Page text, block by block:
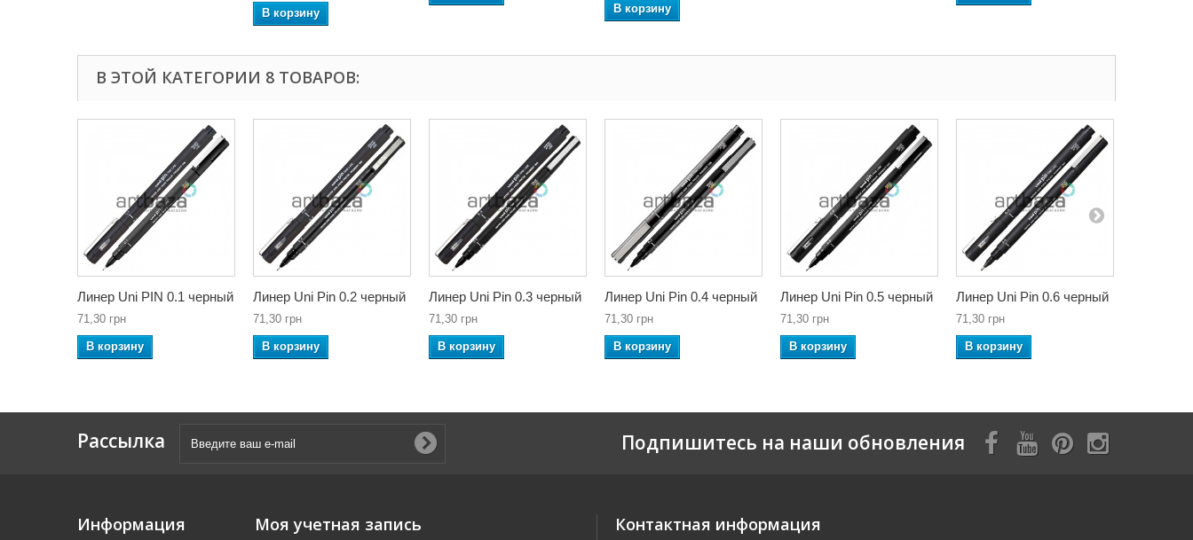
В корзину В корзину
В ЭТОЙ КАТЕГОРИИ 8 ТОВАРОВ:
Линер Uni PIN 0.1 черный
71,30 грн
В корзину
Линер Uni Pin 0.2 черный
71,30 грн
В корзину
Линер Uni Pin 0.3 черный
71,30 грн
В корзину
Линер Uni Pin 0.4 черный
71,30 грн
В корзину
Линер Uni Pin 0.5 черный
71,30 грн
В корзину
Линер Uni Pin 0.6 черный
71,30 грн
В корзину
Рассылка Подпишитесь на наши обновления
Информация Моя учетная запись Контактная информация